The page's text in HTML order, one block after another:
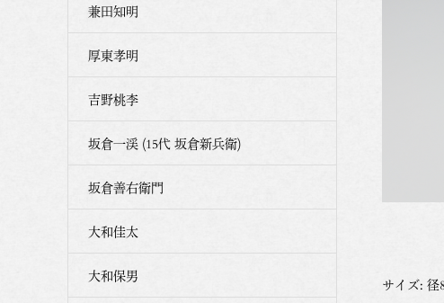
サイズ: 径
兼田知明
厚東孝明
吉野桃李
坂倉一渓 (15代 坂倉新兵衛)
坂倉善右衛門
大和佳太
大和保男